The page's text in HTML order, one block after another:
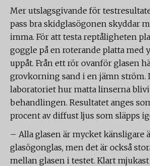
Mer utslagsgivande för
pass bra skidglasögonen skyddar
imma. För att testa reptåligheten
goggle på en roterande platta med
uppåt. Från ett rör ovanför glasen
grovkorning sand i en jämn ström.
laboratoriet hur matta linserna
behandlingen. Resultatet anges
procent av diffust ljus som släpps
– Alla glasen är mycket känsligare
glasögonglas, men det är också
mellan glasen i testet. Klart